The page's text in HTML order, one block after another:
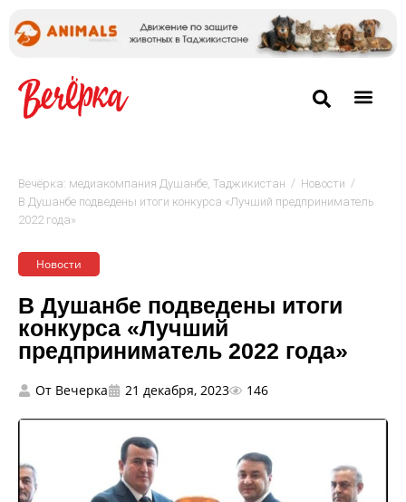
Вечёрка: медиакомпания Душанбе, Таджикистан / Новости /
В Душанбе подведены итоги конкурса «Лучший предприниматель
2022 года»
Новости
В Душанбе подведены итоги
конкурса «Лучший
предприниматель 2022 года»
От Вечерка 21 декабря, 2023 146